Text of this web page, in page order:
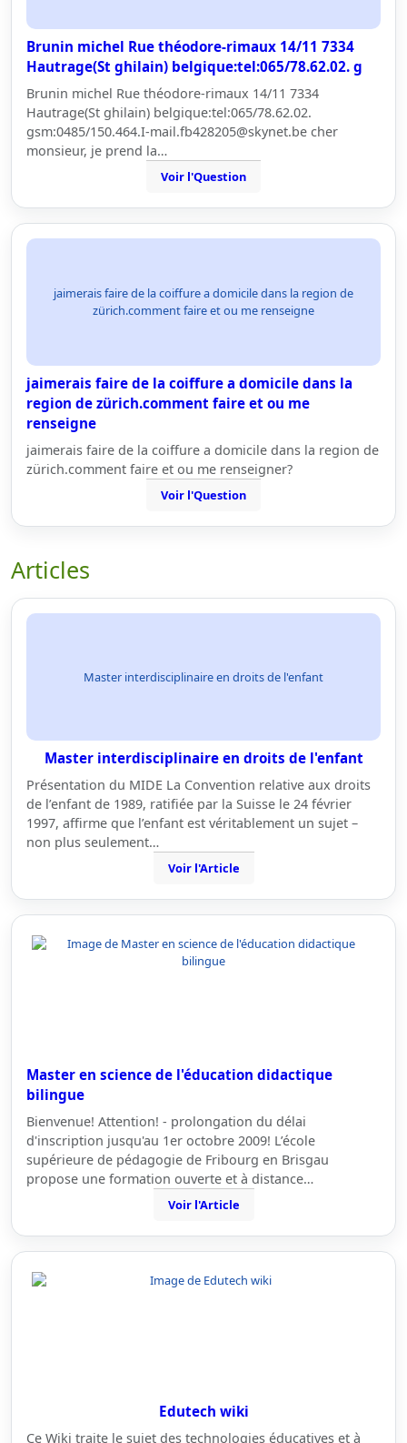
Brunin michel Rue théodore-rimaux 14/11 7334
Hautrage(St ghilain) belgique:tel:065/78.62.02. g
Brunin michel Rue théodore-rimaux 14/11 7334
Hautrage(St ghilain) belgique:tel:065/78.62.02.
gsm:0485/150.464.I-mail.fb428205@skynet.be cher
monsieur, je prend la…
Voir l'Question
jaimerais faire de la coiffure a domicile dans la region de
zürich.comment faire et ou me renseigne
jaimerais faire de la coiffure a domicile dans la
region de zürich.comment faire et ou me
renseigne
jaimerais faire de la coiffure a domicile dans la region de
zürich.comment faire et ou me renseigner?
Voir l'Question
Articles
Master interdisciplinaire en droits de l'enfant
Master interdisciplinaire en droits de l'enfant
Présentation du MIDE La Convention relative aux droits
de l’enfant de 1989, ratifiée par la Suisse le 24 février
1997, affirme que l’enfant est véritablement un sujet –
non plus seulement…
Voir l'Article
Master en science de l'éducation didactique
bilingue
Bienvenue! Attention! - prolongation du délai
d'inscription jusqu'au 1er octobre 2009! L’école
supérieure de pédagogie de Fribourg en Brisgau
propose une formation ouverte et à distance…
Voir l'Article
Edutech wiki
Ce Wiki traite le sujet des technologies éducatives et à